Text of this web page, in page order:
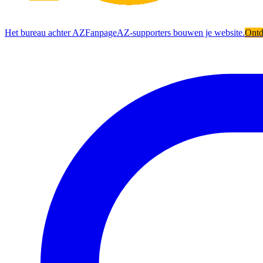
Het bureau achter AZFanpageAZ-supporters bouwen je website.